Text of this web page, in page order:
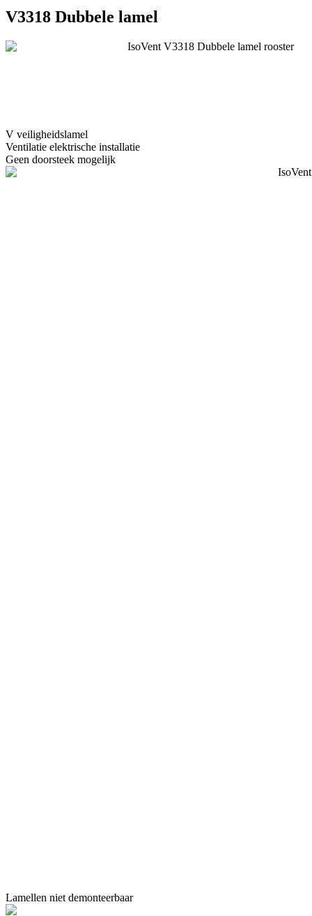
V3318 Dubbele lamel
V veiligheidslamel
Ventilatie elektrische installatie
Geen doorsteek mogelijk
Lamellen niet demonteerbaar